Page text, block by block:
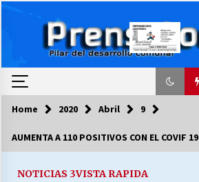
COLUMNISTA
cuándo van a bajar?
Home 2020 Abril 9
AUMENTA A 110 POSITIVOS CON EL COVIF 19
NOTICIAS 3VISTA RAPIDA